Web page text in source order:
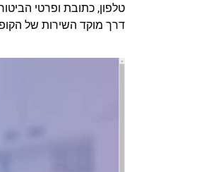
טלפון, כתובת ופרטי
דרך מוקד השירות של